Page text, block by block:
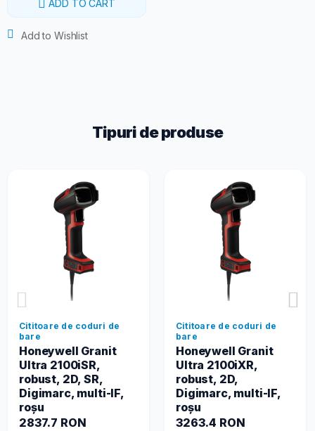
ADD TO CART
Add to Wishlist
Tipuri de produse
Cititoare de coduri de
bare
Honeywell Granit
Ultra 2100iSR,
robust, 2D, SR,
Digimarc, multi-IF,
roșu
2837.7 RON
Cititoare de coduri de
bare
Honeywell Granit
Ultra 2100iXR,
robust, 2D,
Digimarc, multi-IF,
roșu
3263.4 RON